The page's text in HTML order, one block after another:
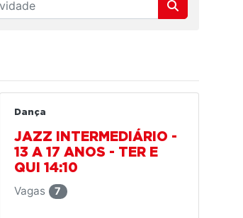
Dança
JAZZ INTERMEDIÁRIO -
13 A 17 ANOS - TER E
QUI 14:10
Vagas
7